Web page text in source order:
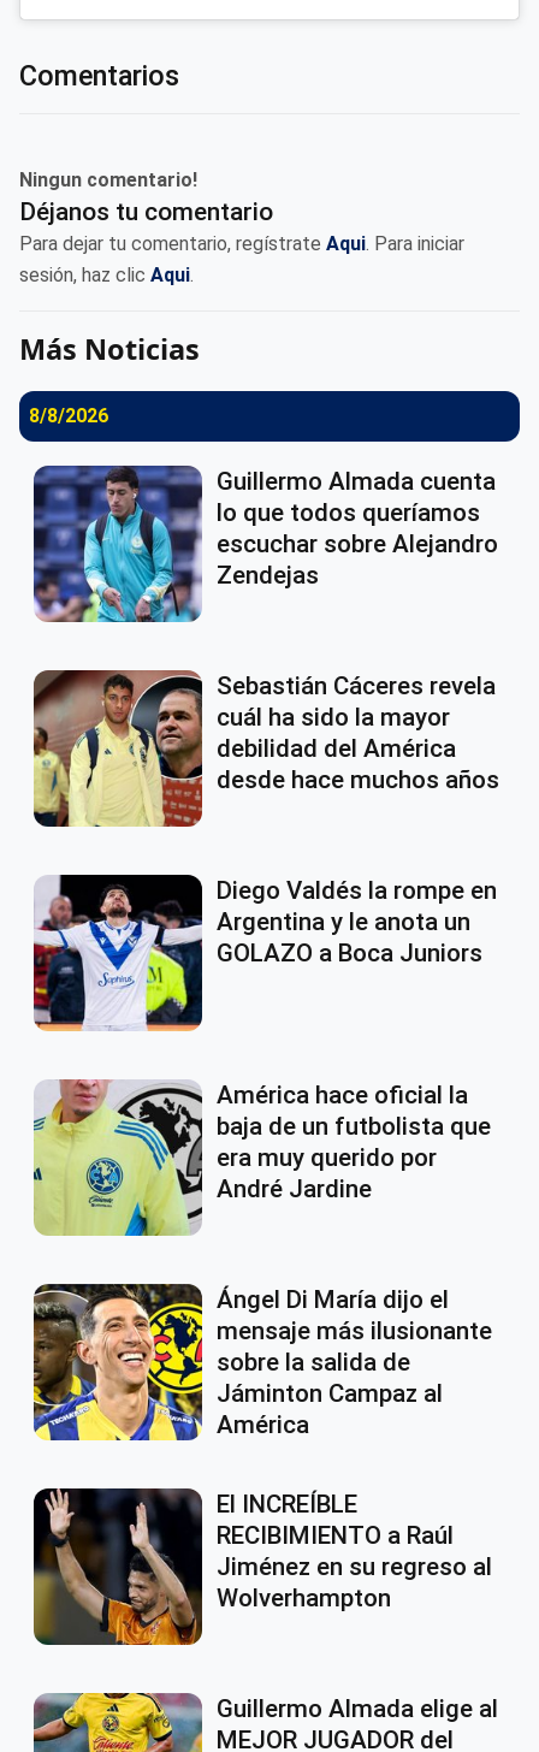
Comentarios
Ningun comentario!
Déjanos tu comentario
Para dejar tu comentario, regístrate Aqui. Para iniciar
sesión, haz clic Aqui.
Más Noticias
8/8/2026
Guillermo Almada cuenta
lo que todos queríamos
escuchar sobre Alejandro
Zendejas
Sebastián Cáceres revela
cuál ha sido la mayor
debilidad del América
desde hace muchos años
Diego Valdés la rompe en
Argentina y le anota un
GOLAZO a Boca Juniors
América hace oficial la
baja de un futbolista que
era muy querido por
André Jardine
Ángel Di María dijo el
mensaje más ilusionante
sobre la salida de
Jáminton Campaz al
América
El INCREÍBLE
RECIBIMIENTO a Raúl
Jiménez en su regreso al
Wolverhampton
Guillermo Almada elige al
MEJOR JUGADOR del